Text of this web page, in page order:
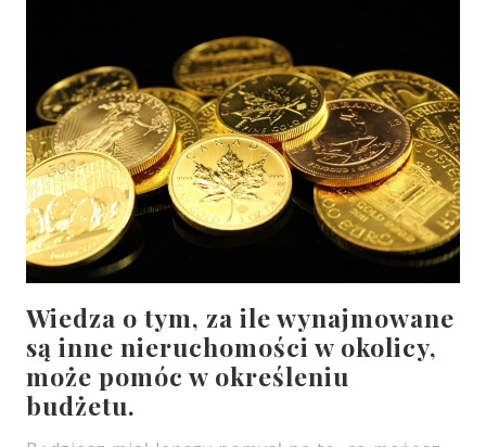
Wiedza o tym, za ile wynajmowane
są inne nieruchomości w okolicy,
może pomóc w określeniu
budżetu.